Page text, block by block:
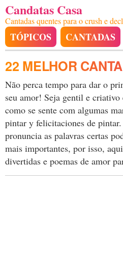
Candatas Casa
Cantadas quentes para o crush e
TÓPICOS CANTADAS
22 MELHOR
Não perca tempo para dar o
seu amor! Seja gentil e criativo
como se sente com algumas
pintar y felicitaciones de
pronuncia as palavras certas
mais importantes, por isso,
divertidas e poemas de amor